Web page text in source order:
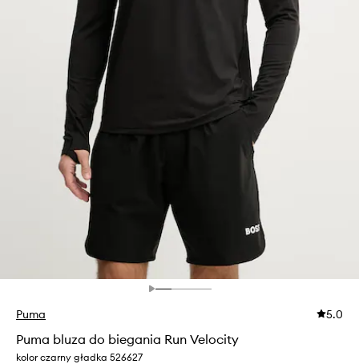
Puma 5.0
Puma bluza do biegania Run Velocity
kolor czarny gładka 526627